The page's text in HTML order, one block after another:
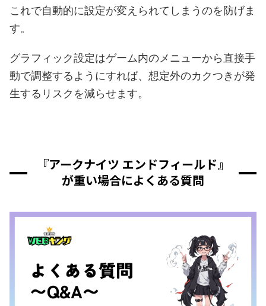
これで自動的に設定が変えられてしまうのを防げま
す。
グラフィック設定はゲーム内のメニューから直接手
動で調整するようにすれば、想定外のカクつきが発
生するリスクを減らせます。
『アークナイツ エンドフィールド』
が重い場合によくある質問